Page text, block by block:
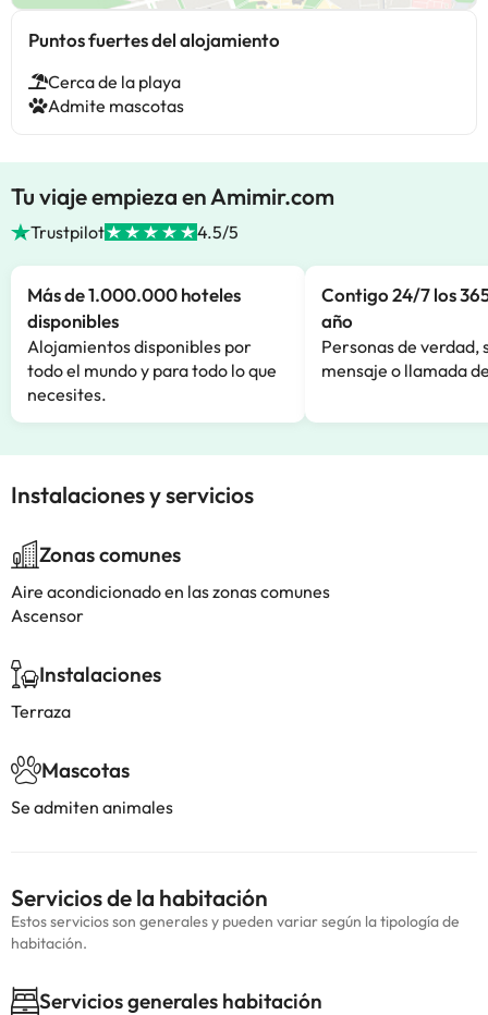
Puntos fuertes del alojamiento
Cerca de la playa
Admite mascotas
Tu viaje empieza en Amimir.com
Trustpilot 4.5/5
Más de 1.000.000 hoteles
disponibles
Alojamientos disponibles por
todo el mundo y para todo lo que
necesites.
Contigo 24/7 los
año
Personas de verdad,
mensaje o llamada
Instalaciones y servicios
Zonas comunes
Aire acondicionado en las zonas comunes
Ascensor
Instalaciones
Terraza
Mascotas
Se admiten animales
Servicios de la habitación
Estos servicios son generales y pueden variar según la tipología de
habitación.
Servicios generales habitación